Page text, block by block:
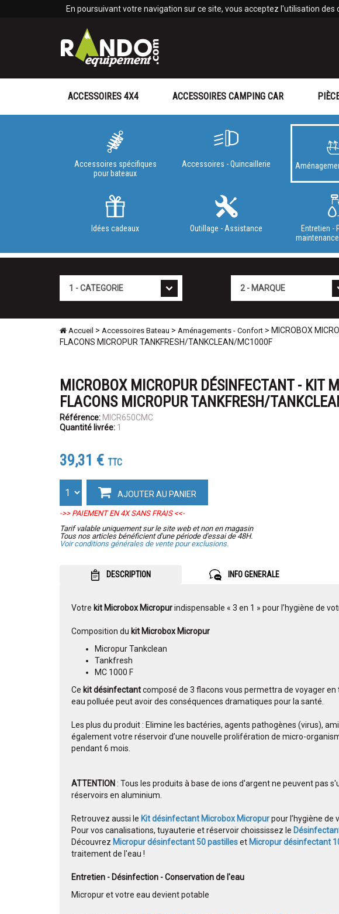
En poursuivant votre navigation sur ce site, vous acceptez l'utilisation
ACCESSOIRES 4X4 ACCESSOIRES CAMPING CAR
Accessoires spécifiques
pour bateaux
Accessoires - Quincaillerie
Idées cadeaux Outillage - Assistance
Entretien -
Accueil > Accessoires Bateau > Aménagements - Confort > MICROBOX
FLACONS MICROPUR TANKFRESH/TANKCLEAN/MC1000F
MICROBOX MICROPUR DÉSINFECTANT - KIT
FLACONS MICROPUR TANKFRESH/
Référence: MICR650CMC
Quantité livrée: 1
39,31 € TTC
AJOUTER AU PANIER
->> PAIEMENT EN 4X SANS FRAIS <<-
Tarif valable uniquement sur le site web et non en magasin
Tous nos articles bénéficient d'une période d'essai de 48H.
Voir conditions générales de vente pour exclusions.
DESCRIPTION INFO GENERALE
Votre kit Microbox Micropurindispensable « 3 en 1 » pour l’hygiène de
Composition du kit Microbox Micropur
Micropur Tankclean
Tankfresh
MC 1000 F
Ce kit désinfectantcomposé de 3 flacons vous permettra de voyager
eau polluée peut avoir des conséquences dramatiques pour la santé.
Les plus du produit : Elimine les bactéries, agents pathogènes (virus),
également votre réservoir d’une nouvelle prolifération de micro-
pendant 6 mois.
ATTENTION : Tous les produits à base de ions d'argent ne peuvent pas
réservoirs en aluminium.
Retrouvez aussi le Kit désinfectant Microbox Micropurpour l’hygiène de
Pour vos canalisations, tuyauterie et réservoir choississez le
Découvrez Micropur désinfectant 50 pastilleset Micropur désinfectant
traitement de l'eau !
Entretien - Désinfection - Conservation de l'eau
Micropur et votre eau devient potable
Panneau de gestion des cookies